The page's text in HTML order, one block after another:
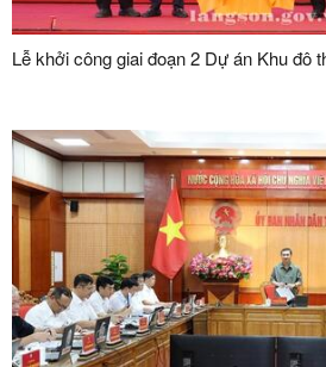
Lễ khởi công giai đoạn 2 Dự án Khu đô